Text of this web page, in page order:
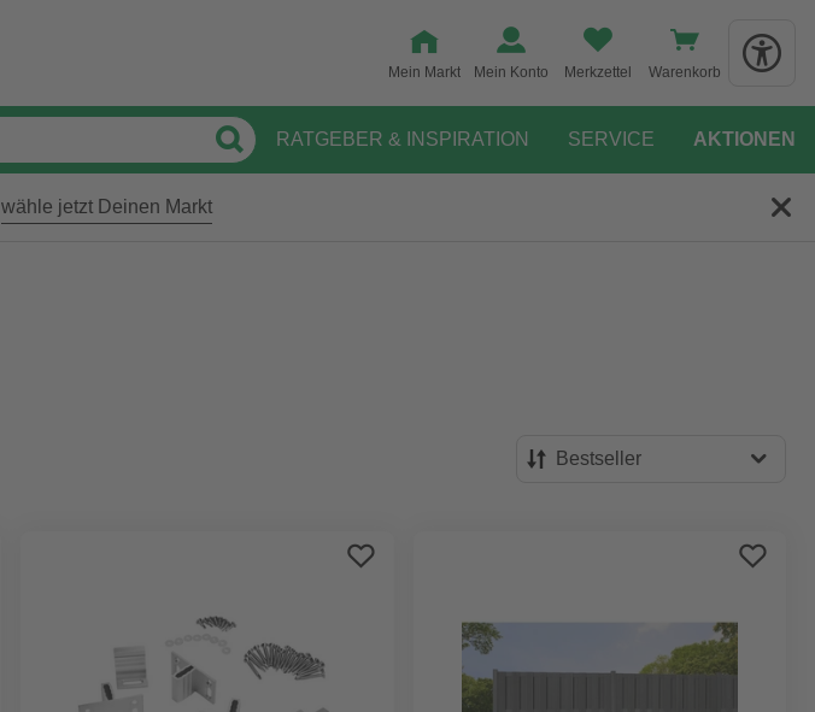
Mein Markt Mein Konto Merkzettel Warenkorb
RATGEBER & INSPIRATION SERVICE AKTIONEN
wähle jetzt Deinen Markt
Bestseller